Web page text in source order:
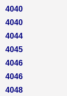
4040
4040
4044
4045
4046
4046
4048